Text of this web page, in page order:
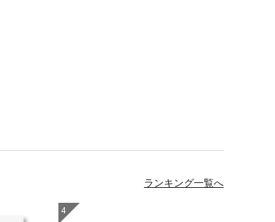
ランキング一覧へ
4